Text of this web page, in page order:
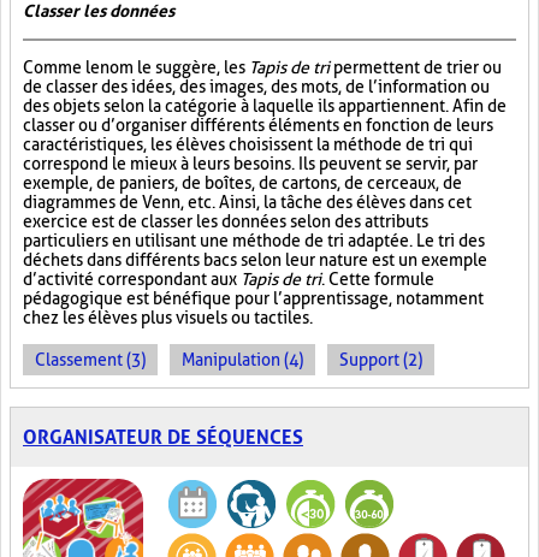
Classer les données
Comme le nom le suggère, les Tapis de tripermettent de trier ou
de classer des idées, des images, des mots, de l’information ou
des objets selon la catégorie à laquelle ils appartiennent. Afin de
classer ou d’organiser différents éléments en fonction de leurs
caractéristiques, les élèves choisissent la méthode de tri qui
correspond le mieux à leurs besoins. Ils peuvent se servir, par
exemple, de paniers, de boîtes, de cartons, de cerceaux, de
diagrammes de Venn, etc. Ainsi, la tâche des élèves dans cet
exercice est de classer les données selon des attributs
particuliers en utilisant une méthode de tri adaptée. Le tri des
déchets dans différents bacs selon leur nature est un exemple
d’activité correspondant aux Tapis de tri. Cette formule
pédagogique est bénéfique pour l’apprentissage, notamment
chez les élèves plus visuels ou tactiles.
Classement (3) Manipulation (4) Support (2)
ORGANISATEUR DE SÉQUENCES